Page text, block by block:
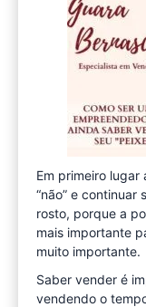
Em primeiro
“não” e continuar
rosto, porque a
mais importante
muito importante.
Saber vender é
vendendo o